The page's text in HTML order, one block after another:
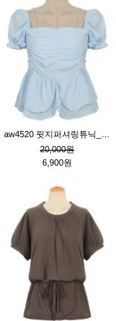
20,000원
6,900원